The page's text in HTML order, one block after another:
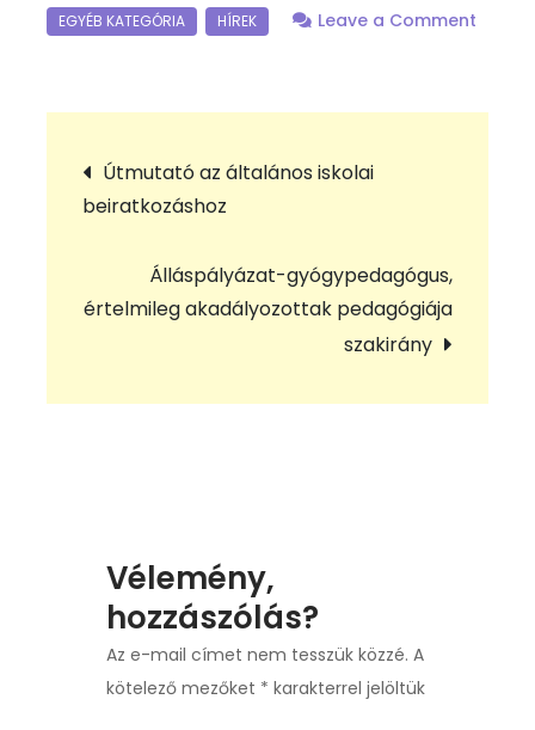
Leave a Comment
–
tanulásban
akadályozottak
Bejegyzés
navigáció
Útmutató az általános iskolai
beiratkozáshoz
Álláspályázat-gyógypedagógus,
értelmileg akadályozottak pedagógiája
szakirány
Vélemény,
hozzászólás?
Az e-mail címet nem tesszük közzé. A
kötelező mezőket * karakterrel jelöltük